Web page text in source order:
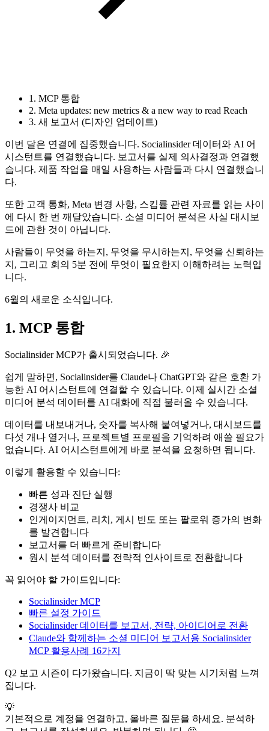
1. MCP 통합
2. Meta updates: new metrics & a new way to read Reach
3. 새 보고서 (디자인 업데이트)
이번 달은 연결에 집중했습니다. Socialinsider 데이터와 AI 어
시스턴트를 연결했습니다. 보고서를 실제 의사결정과 연결했
습니다. 제품 작업을 매일 사용하는 사람들과 다시 연결했습니
다.
또한 고객 통화, Meta 변경 사항, 스킵률 관련 자료를 읽는 사이
에 다시 한 번 깨달았습니다. 소셜 미디어 분석은 사실 대시보
드에 관한 것이 아닙니다.
사람들이 무엇을 하는지, 무엇을 무시하는지, 무엇을 신뢰하는
지, 그리고 회의 5분 전에 무엇이 필요한지 이해하려는 노력입
니다.
6월의 새로운 소식입니다.
1. MCP 통합
Socialinsider MCP가 출시되었습니다. 🎉
쉽게 말하면, Socialinsider를 Claude나 ChatGPT와 같은 호환 가
능한 AI 어시스턴트에 연결할 수 있습니다. 이제 실시간 소셜
미디어 분석 데이터를 AI 대화에 직접 불러올 수 있습니다.
데이터를 내보내거나, 숫자를 복사해 붙여넣거나, 대시보드를
다섯 개나 열거나, 프로젝트별 프로필을 기억하려 애쓸 필요가
없습니다. AI 어시스턴트에게 바로 분석을 요청하면 됩니다.
이렇게 활용할 수 있습니다:
빠른 성과 진단 실행
경쟁사 비교
인게이지먼트, 리치, 게시 빈도 또는 팔로워 증가의 변화
를 발견합니다
보고서를 더 빠르게 준비합니다
원시 분석 데이터를 전략적 인사이트로 전환합니다
꼭 읽어야 할 가이드입니다:
Socialinsider MCP
빠른 설정 가이드
Socialinsider 데이터를 보고서, 전략, 아이디어로 전환
Claude와 함께하는 소셜 미디어 보고서용 Socialinsider
MCP 활용사례 16가지
Q2 보고 시즌이 다가왔습니다. 지금이 딱 맞는 시기처럼 느껴
집니다.
💡
기본적으로 계정을 연결하고, 올바른 질문을 하세요. 분석하